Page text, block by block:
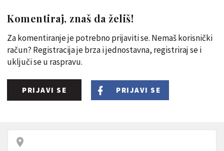
Komentiraj, znaš da želiš!
Za komentiranje je potrebno prijaviti se. Nemaš korisnički
račun? Registracija je brza i jednostavna, registriraj se i
uključi se u raspravu.
PRIJAVI SE PRIJAVI SE